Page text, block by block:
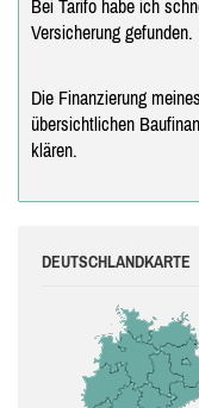
Bei Tarifo habe ich
Versicherung gefunden.
Die Finanzierung
übersichtlichen
klären.
DEUTSCHLANDKARTE